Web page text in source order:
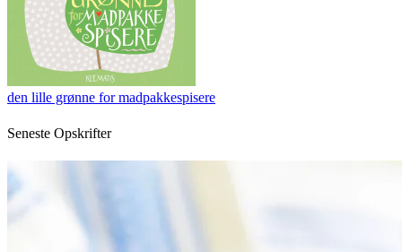
den lille grønne for madpakkespisere
Seneste Opskrifter